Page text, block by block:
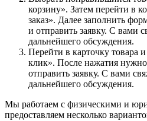
корзину». Затем перейти в
заказ». Далее заполнить
и отправить заявку. С вами
дальнейшего обсуждения.
Перейти в карточку товара
клик». После нажатия
отправить заявку. С вами
дальнейшего обсуждения.
Мы работаем с физическими и
предоставляем несколько